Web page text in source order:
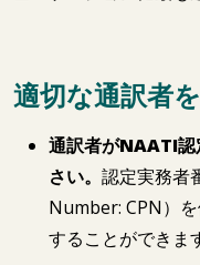
適切な通訳者
通訳者がNAATI認
さい。 認定実務者
Number: CPN）を
することができま